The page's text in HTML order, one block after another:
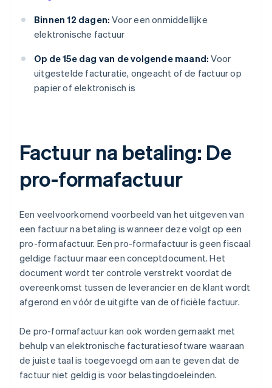
Binnen 12 dagen: Voor een onmiddellijke
elektronische factuur
Op de 15e dag van de volgende maand: Voor
uitgestelde facturatie, ongeacht of de factuur op
papier of elektronisch is
Factuur na betaling: De
pro-formafactuur
Een veelvoorkomend voorbeeld van het uitgeven van
een factuur na betaling is wanneer deze volgt op een
pro-formafactuur. Een pro-formafactuur is geen fiscaal
geldige factuur maar een conceptdocument. Het
document wordt ter controle verstrekt voordat de
overeenkomst tussen de leverancier en de klant wordt
afgerond en vóór de uitgifte van de officiële factuur.
De pro-formafactuur kan ook worden gemaakt met
behulp van elektronische facturatiesoftware waaraan
de juiste taal is toegevoegd om aan te geven dat de
factuur niet geldig is voor belastingdoeleinden.